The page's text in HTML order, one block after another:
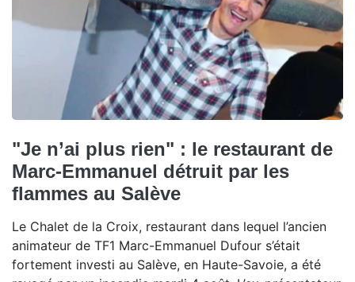
"Je n’ai plus rien" : le restaurant de
Marc-Emmanuel détruit par les
flammes au Salève
Le Chalet de la Croix, restaurant dans lequel l’ancien
animateur de TF1 Marc-Emmanuel Dufour s’était
fortement investi au Salève, en Haute-Savoie, a été